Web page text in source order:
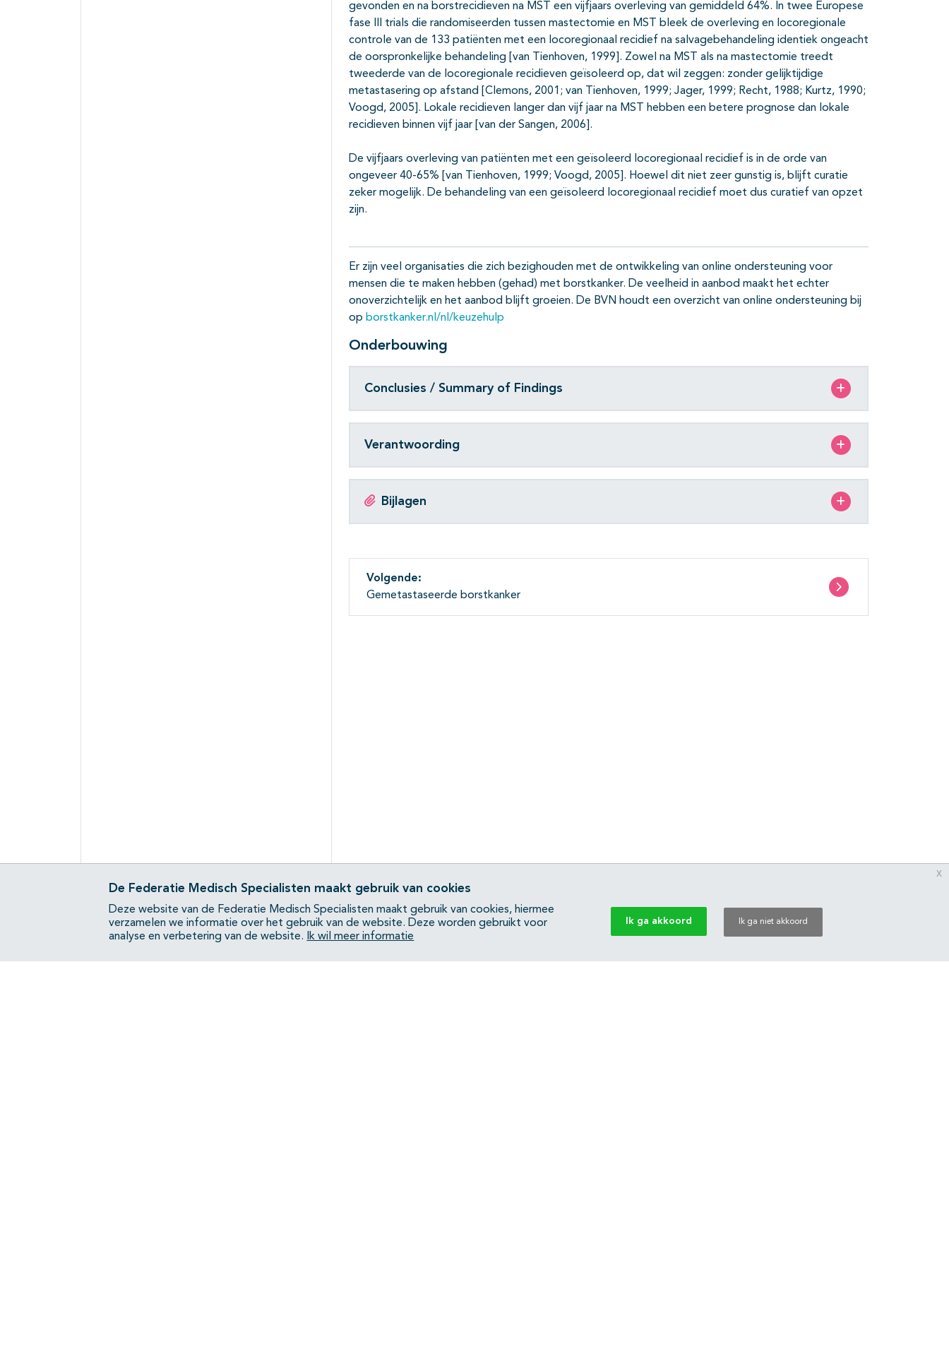
gevonden en na borstrecidieven na MST een vijfjaars overleving van gemiddeld 64%. In twee Europese
fase III trials die randomiseerden tussen mastectomie en MST bleek de overleving en locoregionale
controle van de 133 patiënten met een locoregionaal recidief na salvagebehandeling identiek ongeacht
de oorspronkelijke behandeling [van Tienhoven, 1999]. Zowel na MST als na mastectomie treedt
tweederde van de locoregionale recidieven geïsoleerd op, dat wil zeggen: zonder gelijktijdige
metastasering op afstand [Clemons, 2001; van Tienhoven, 1999; Jager, 1999; Recht, 1988; Kurtz, 1990;
Voogd, 2005]. Lokale recidieven langer dan vijf jaar na MST hebben een betere prognose dan lokale
recidieven binnen vijf jaar [van der Sangen, 2006].
De vijfjaars overleving van patiënten met een geïsoleerd locoregionaal recidief is in de orde van
ongeveer 40-65% [van Tienhoven, 1999; Voogd, 2005]. Hoewel dit niet zeer gunstig is, blijft curatie
zeker mogelijk. De behandeling van een geïsoleerd locoregionaal recidief moet dus curatief van opzet
zijn.
Er zijn veel organisaties die zich bezighouden met de ontwikkeling van online ondersteuning voor
mensen die te maken hebben (gehad) met borstkanker. De veelheid in aanbod maakt het echter
onoverzichtelijk en het aanbod blijft groeien. De BVN houdt een overzicht van online ondersteuning bij
op borstkanker.nl/nl/keuzehulp
Onderbouwing
Conclusies / Summary of Findings
Verantwoording
Bijlagen
Volgende:
Gemetastaseerde borstkanker
De Federatie Medisch Specialisten maakt gebruik van cookies
Deze website van de Federatie Medisch Specialisten maakt gebruik van cookies, hiermee
verzamelen we informatie over het gebruik van de website. Deze worden gebruikt voor
analyse en verbetering van de website.
Ik wil meer informatie
Ik ga akkoord Ik ga niet akkoord
x